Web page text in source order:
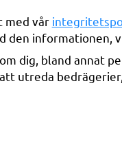
med vår
den informationen,
dig, bland annat
utreda